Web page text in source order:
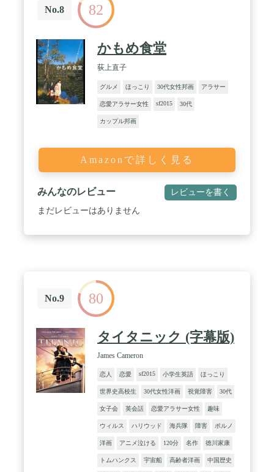
No.8 82
かもめ食堂
荻上直子
グルメ ほっこり 30代女性邦画 アラサー
恋愛アラサー女性 sf2015 30代
カップル邦画
Amazonで詳しく見る
みんなのレビュー レビューを書く
まだレビューはありません
No.9 80
タイタニック (字幕版)
James Cameron
恋人 恋愛 sf2015 小学生英語 ほっこり
世界史高校生 30代女性洋画 視覚障害 30代
女子会 英会話 恋愛アラサー女性 趣味
ウィルス ハリウッド 海兵隊 障害 ポルノ
洋画 アニメ泣ける 120分 名作 徳川家康
トムハンクス 宇宙船 高齢者洋画 中国歴史